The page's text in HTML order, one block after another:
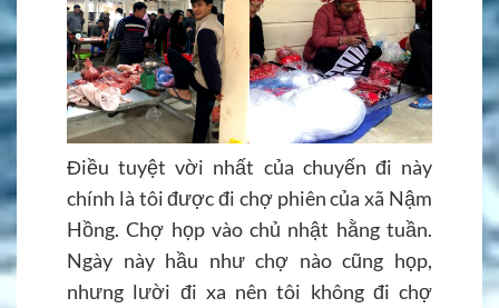
Điều tuyệt vời nhất của chuyến đi này
chính là tôi được đi chợ phiên của xã Nậm
Hồng. Chợ họp vào chủ nhật hằng tuần.
Ngày này hầu như chợ nào cũng họp,
nhưng lười đi xa nên tôi không đi chợ